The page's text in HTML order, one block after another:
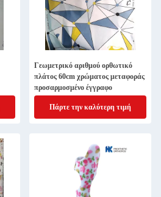
Γεωμετρικό αριθμού ορθωτικό
πλάτος 60cm χρώματος μεταφοράς
προσαρμοσμένο έγγραφο
Πάρτε την καλύτερη τιμή